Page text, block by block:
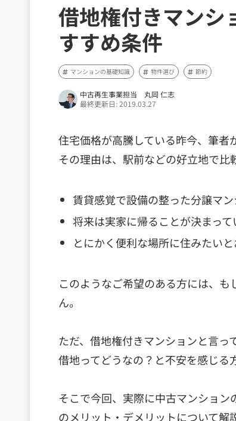
借地権付きマンシ
すすめ条件
マンションの基礎知識 物件選び 節約
中古再生事業担当 丸岡 仁志
最終更新日: 2019.03.27
住宅価格が高騰している昨今、筆者
その理由は、駅前などの好立地で比
賃貸感覚で設備の整った分譲マ
将来は実家に帰ることが決まって
とにかく便利な場所に住みたい
このようなご希望のある方には、
ん。
ただ、借地権付きマンションと言っ
借地ってどうなの？と不安を感じる
そこで今回、実際に中古マンショ
のメリット・デメリットについて解